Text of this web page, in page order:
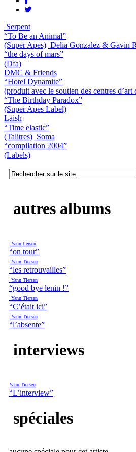
Serpent
“To Be an Animal”
(Super Apes) Delia Gonzalez & Gavin
“the days of mars”
(Dfa)
DMC & Friends
“Hotel Dynamite”
(produit avec le soutien des centres
“The Birthday Paradox”
(Super Apes Label)
Laish
“Time elastic”
(Talitres) Soma
“compilation 2004”
(Labels)
autres albums
Yann tiersen
“on tour”
Yann Tiersen
“les retrouvailles”
Yann Tiersen
“good bye lenin !”
Yann Tiersen
“C’était ici”
Yann Tiersen
“l’absente”
interviews
Yann Tiersen
“L’interview”
spéciales